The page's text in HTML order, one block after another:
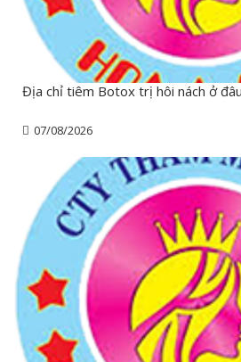
Địa chỉ tiêm Botox trị hôi nách ở
07/08/2026